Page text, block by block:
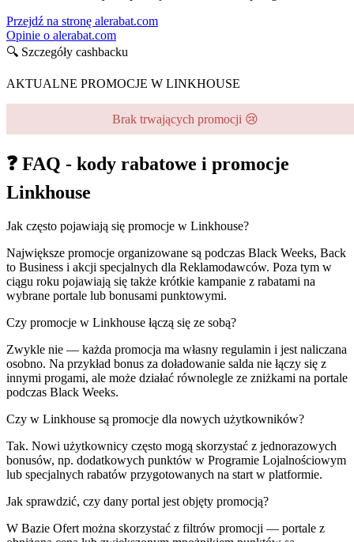
Przejdź na stronę alerabat.com
Opinie o alerabat.com
🔍 Szczegóły cashbacku
AKTUALNE PROMOCJE W LINKHOUSE
Brak trwających promocji 😢
❓ FAQ - kody rabatowe i promocje
Linkhouse
Jak często pojawiają się promocje w Linkhouse?
Największe promocje organizowane są podczas Black Weeks, Back
to Business i akcji specjalnych dla Reklamodawców. Poza tym w
ciągu roku pojawiają się także krótkie kampanie z rabatami na
wybrane portale lub bonusami punktowymi.
Czy promocje w Linkhouse łączą się ze sobą?
Zwykle nie — każda promocja ma własny regulamin i jest naliczana
osobno. Na przykład bonus za doładowanie salda nie łączy się z
innymi progami, ale może działać równolegle ze zniżkami na portale
podczas Black Weeks.
Czy w Linkhouse są promocje dla nowych użytkowników?
Tak. Nowi użytkownicy często mogą skorzystać z jednorazowych
bonusów, np. dodatkowych punktów w Programie Lojalnościowym
lub specjalnych rabatów przygotowanych na start w platformie.
Jak sprawdzić, czy dany portal jest objęty promocją?
W Bazie Ofert można skorzystać z filtrów promocji — portale z